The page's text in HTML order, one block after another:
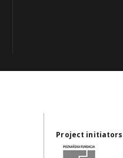
Project initiators